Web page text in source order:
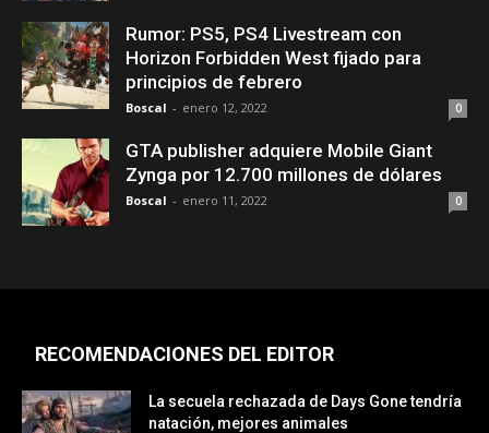
Rumor: PS5, PS4 Livestream con
Horizon Forbidden West fijado para
principios de febrero
Boscal - enero 12, 2022 0
GTA publisher adquiere Mobile Giant
Zynga por 12.700 millones de dólares
Boscal - enero 11, 2022 0
RECOMENDACIONES DEL EDITOR
La secuela rechazada de Days Gone tendría
natación, mejores animales